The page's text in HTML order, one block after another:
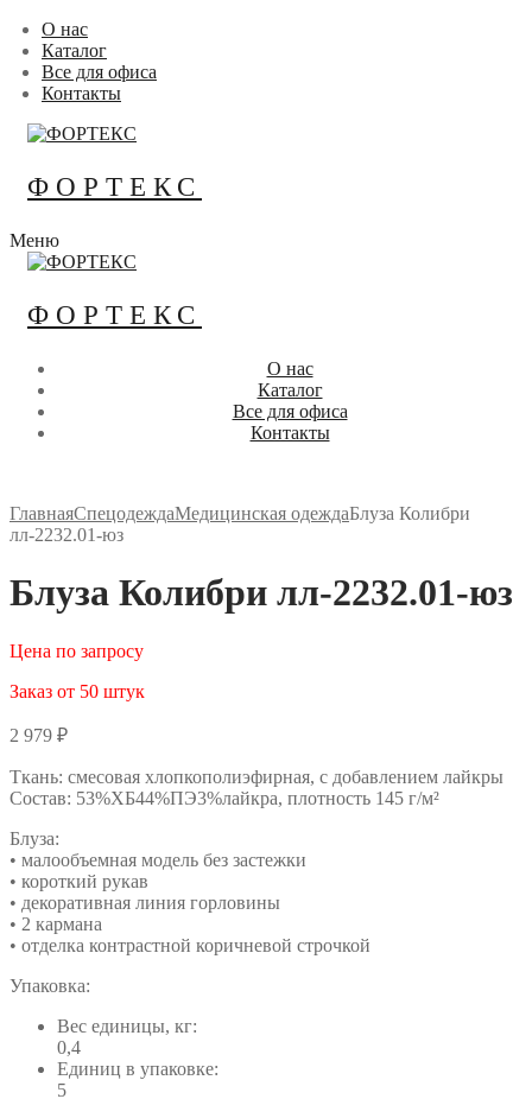
Перейти
содержимому
Меню
Закрыть
О нас
Каталог
Все для офиса
Контакты
ФОРТЕКС
Меню
ФОРТЕКС
О нас
Каталог
Все для офиса
Контакты
ГлавнаяСпецодеждаМедицинская одеждаБлуза Колибри
лл-2232.01-юз
Блуза Колибри лл-2232.01-юз
Цена по запросу
Заказ от 50 штук
2 979 ₽
Ткань: смесовая хлопкополиэфирная, с добавлением лайкры
Состав: 53%ХБ44%ПЭ3%лайкра, плотность 145 г/м²
Блуза:
• малообъемная модель без застежки
• короткий рукав
• декоративная линия горловины
• 2 кармана
• отделка контрастной коричневой строчкой
Упаковка:
Вес единицы, кг:
0,4
Единиц в упаковке:
5